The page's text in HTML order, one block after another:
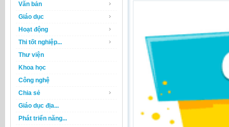
Văn bản
Giáo dục
Hoạt động
Thi tốt nghiệp...
Thư viện
Khoa học
Công nghệ
Chia sẻ
Giáo dục địa...
Phát triển năng...